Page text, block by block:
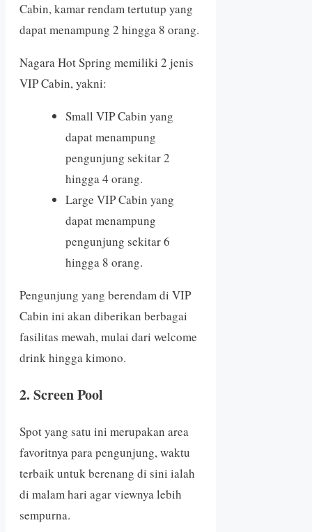
Cabin, kamar rendam tertutup yang
dapat menampung 2 hingga 8 orang.
Nagara Hot Spring memiliki 2 jenis
VIP Cabin, yakni:
Small VIP Cabin yang
dapat menampung
pengunjung sekitar 2
hingga 4 orang.
Large VIP Cabin yang
dapat menampung
pengunjung sekitar 6
hingga 8 orang.
Pengunjung yang berendam di VIP
Cabin ini akan diberikan berbagai
fasilitas mewah, mulai dari welcome
drink hingga kimono.
2. Screen Pool
Spot yang satu ini merupakan area
favoritnya para pengunjung, waktu
terbaik untuk berenang di sini ialah
di malam hari agar viewnya lebih
sempurna.